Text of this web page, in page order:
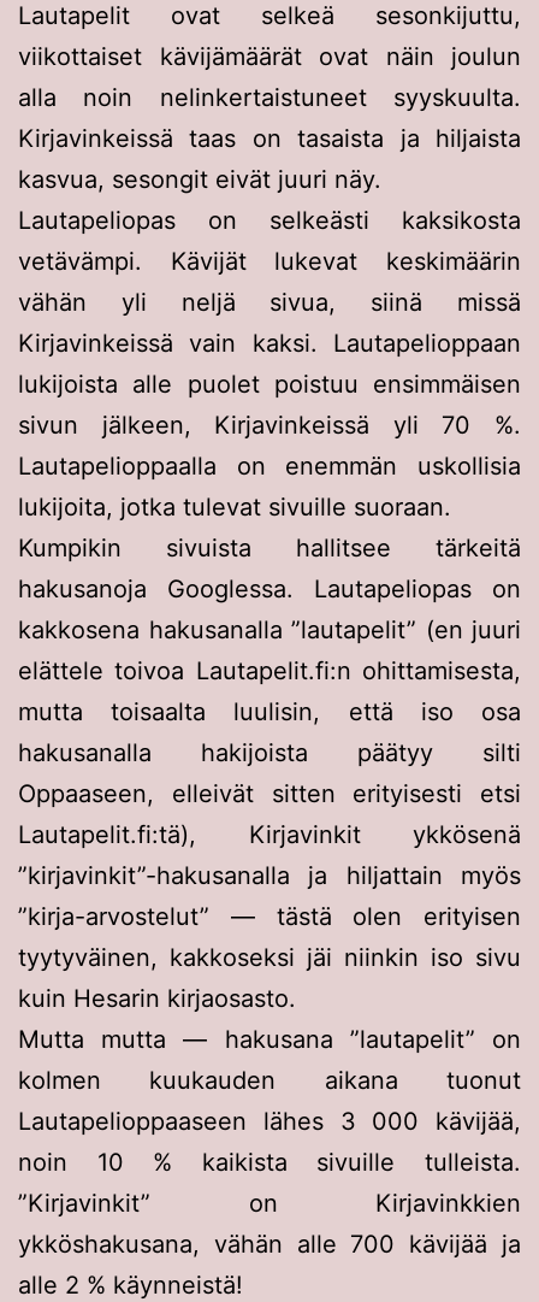
Lautapelit ovat selkeä sesonkijuttu,
viikottaiset kävijämäärät ovat näin joulun
alla noin nelinkertaistuneet syyskuulta.
Kirjavinkeissä taas on tasaista ja hiljaista
kasvua, sesongit eivät juuri näy.
Lautapeliopas on selkeästi kaksikosta
vetävämpi. Kävijät lukevat keskimäärin
vähän yli neljä sivua, siinä missä
Kirjavinkeissä vain kaksi. Lautapelioppaan
lukijoista alle puolet poistuu ensimmäisen
sivun jälkeen, Kirjavinkeissä yli 70 %.
Lautapelioppaalla on enemmän uskollisia
lukijoita, jotka tulevat sivuille suoraan.
Kumpikin sivuista hallitsee tärkeitä
hakusanoja Googlessa. Lautapeliopas on
kakkosena hakusanalla ”lautapelit” (en juuri
elättele toivoa Lautapelit.fi:n ohittamisesta,
mutta toisaalta luulisin, että iso osa
hakusanalla hakijoista päätyy silti
Oppaaseen, elleivät sitten erityisesti etsi
Lautapelit.fi:tä), Kirjavinkit ykkösenä
”kirjavinkit”-hakusanalla ja hiljattain myös
”kirja-arvostelut” — tästä olen erityisen
tyytyväinen, kakkoseksi jäi niinkin iso sivu
kuin Hesarin kirjaosasto.
Mutta mutta — hakusana ”lautapelit” on
kolmen kuukauden aikana tuonut
Lautapelioppaaseen lähes 3 000 kävijää,
noin 10 % kaikista sivuille tulleista.
”Kirjavinkit” on Kirjavinkkien
ykköshakusana, vähän alle 700 kävijää ja
alle 2 % käynneistä!